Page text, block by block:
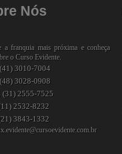
Nós
a franquia mais próxima e conheça
o Curso Evidente.
3010-7004
3028-0908
(31) 2555-7525
2532-8232
3843-1332